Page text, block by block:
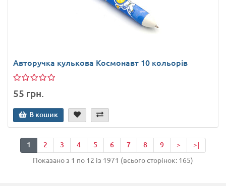
Авторучка кулькова Космонавт 10 кольорів
55 грн.
В кошик
1 2 3 4 5 6 7 8 9 >
>|
Показано з 1 по 12 із 1971 (всього сторінок: 165)